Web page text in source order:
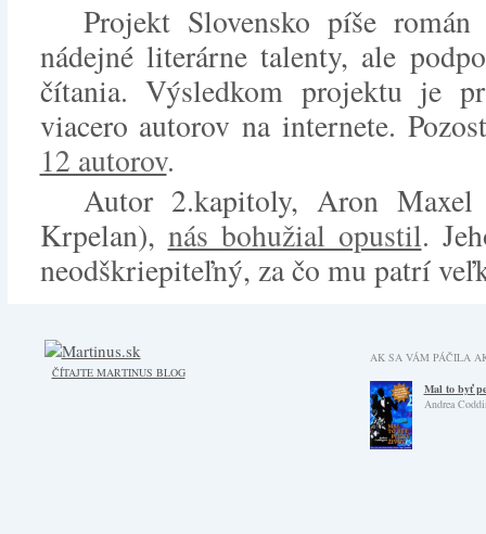
Projekt Slovensko píše
nádejné literárne talenty, ale
čítania. Výsledkom projektu je
viacero autorov na internete.
12 autorov.
Autor 2.kapitoly, Aron Maxel
Krpelan), nás bohužial opustil.
neodškriepiteľný, za čo mu patrí
ČÍTAJTE MARTINUS BLOG
AK SA VÁM PÁČILA
Mal to byť
Andrea